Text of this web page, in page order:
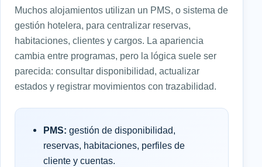
Muchos alojamientos utilizan un PMS, o sistema de
gestión hotelera, para centralizar reservas,
habitaciones, clientes y cargos. La apariencia
cambia entre programas, pero la lógica suele ser
parecida: consultar disponibilidad, actualizar
estados y registrar movimientos con trazabilidad.
PMS: gestión de disponibilidad,
reservas, habitaciones, perfiles de
cliente y cuentas.